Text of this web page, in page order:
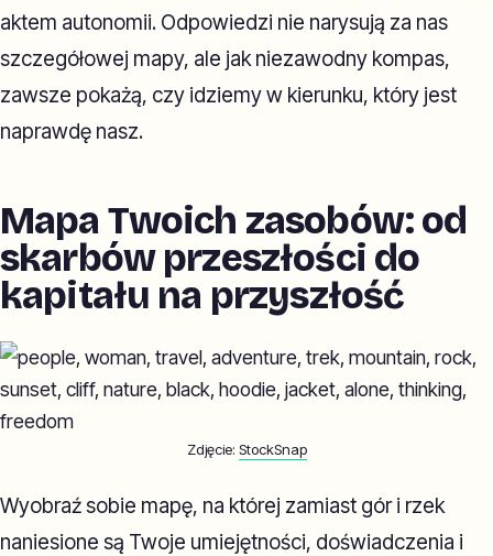
aktem autonomii. Odpowiedzi nie narysują za nas
szczegółowej mapy, ale jak niezawodny kompas,
zawsze pokażą, czy idziemy w kierunku, który jest
naprawdę nasz.
Mapa Twoich zasobów: od
skarbów przeszłości do
kapitału na przyszłość
Zdjęcie: StockSnap
Wyobraź sobie mapę, na której zamiast gór i rzek
naniesione są Twoje umiejętności, doświadczenia i